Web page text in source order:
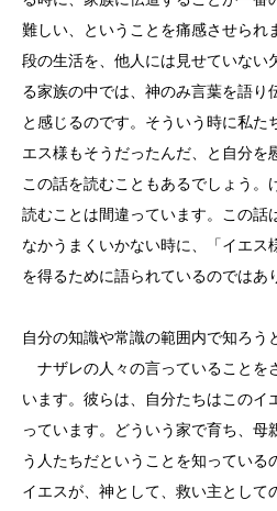
難しい、ということを痛感させられ
段の生活を、他人には見せていない
る家族の中では、神のみ言葉を語り
と感じるのです。そういう時に私た
エス様もそうだったんだ、と自分を
この話を読むこともあるでしょう。
読むことは間違っています。この話
なかうまくいかない時に、「イエス
を得るために語られているのではあ
自分の知識や常識の範囲内で知ろう
ナザレの人々の言っていることを
います。彼らは、自分たちはこのイ
っています。どういう家で育ち、母
う人たちだということを知っている
イエスが、神として、救い主として